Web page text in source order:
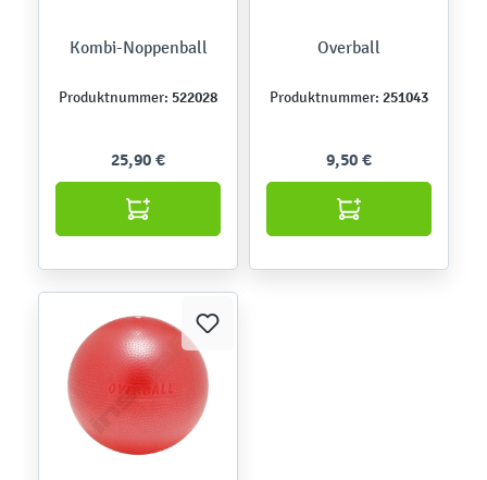
Kombi-Noppenball
Produktnummer: 522028
25,90 €
Overball
Produktnummer: 251043
9,50 €